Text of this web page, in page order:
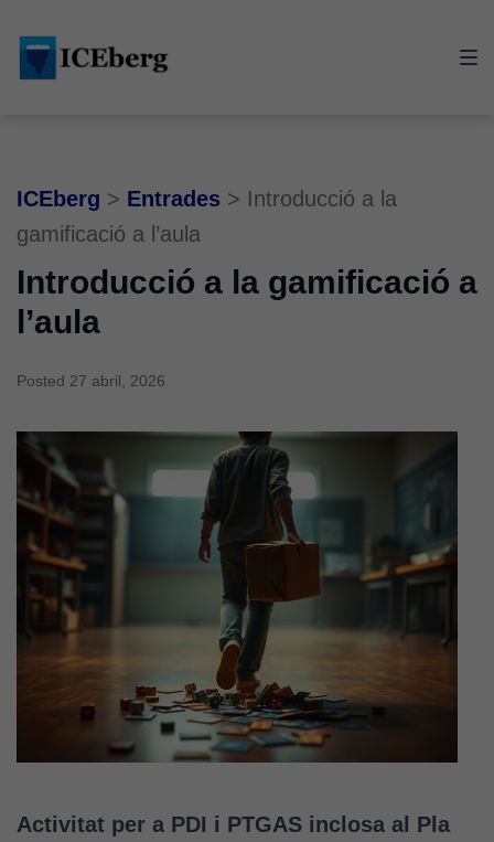
main
content
footer
ICEberg > Entrades > Introducció a la
gamificació a l’aula
Introducció a la gamificació a
l’aula
Posted 27 abril, 2026
Activitat per a PDI i PTGAS inclosa al Pla